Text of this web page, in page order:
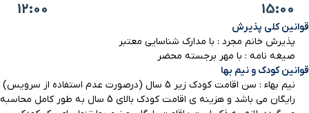
بولینگ مریم
بازار پانیذ ۳ دقیقه با خودرو (۱ کیلومتر و ۲۴۷ متر)
هایپرمارکت ۳ دقیقه با خودرو (۱ کیلومتر و ۲۶۵ متر)
15:00
12:00
قوانین کلی پذیرش
پذیرش خانم مجرد : با مدارک شناسایی معتبر
صیغه نامه : با مهر برجسته محضر
قوانین کودک و نیم بها
نیم بهاء : سن اقامت کودک زیر 5 سال (درصورت عدم استفاده از سرویس)
رایگان می باشد و هزینه ی اقامت کودک بالای 5 سال به طور کامل محاسبه